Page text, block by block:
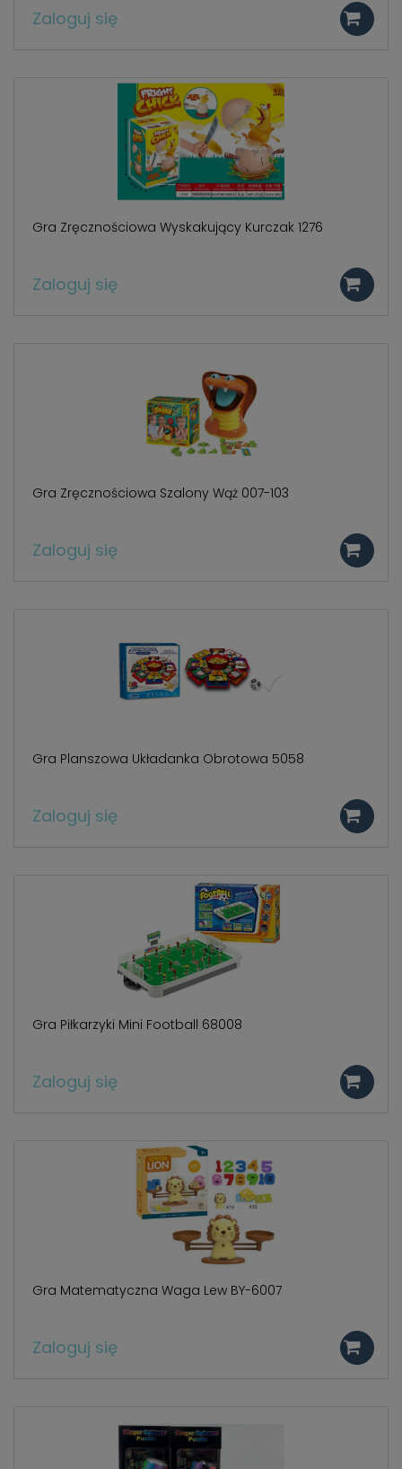
Zaloguj się
Gra Zręcznościowa Wyskakujący Kurczak 1276
Zaloguj się
Gra Zręcznościowa Szalony Wąż 007-103
Zaloguj się
Gra Planszowa Układanka Obrotowa 5058
Zaloguj się
Gra Piłkarzyki Mini Football 68008
Zaloguj się
Gra Matematyczna Waga Lew BY-6007
Zaloguj się